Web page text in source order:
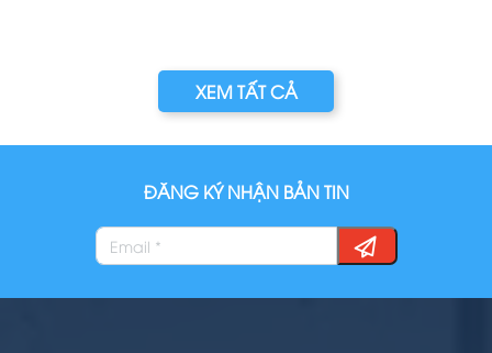
XEM TẤT CẢ
ĐĂNG KÝ NHẬN BẢN TIN